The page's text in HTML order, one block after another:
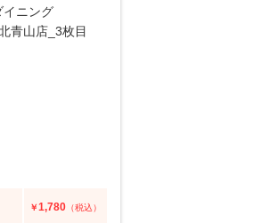
￥1,780 （税込）